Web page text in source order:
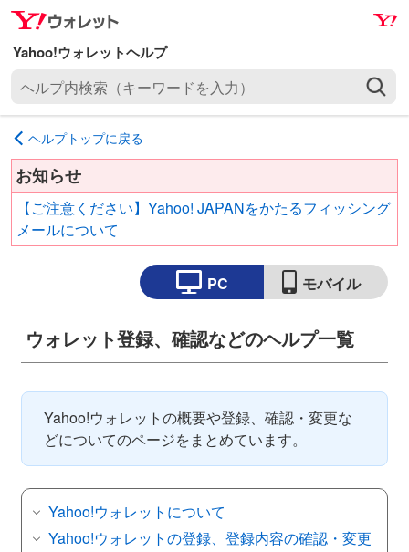
ナ
ビ
ゲ
ー
ョ
ン
へ
ス
ッ
メ
イ
ン
コ
テ
ン
ツ
へ
キ
プ
内
検
索
キ
入
ヘルプトップに戻る
お知らせ
【ご注意ください】Yahoo! JAPANをかたるフィッシング
メールについて
PC モバイル
ウォレット登録、確認などのヘルプ一覧
Yahoo!ウォレットの概要や登録、確認・変更な
どについてのページをまとめています。
Yahoo!ウォレットについて
Yahoo!ウォレットの登録、登録内容の確認・変更